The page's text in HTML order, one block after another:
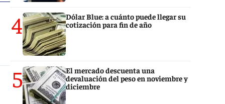
4
Dólar Blue: a cuánto puede llegar su
cotización para fin de año
5
El mercado descuenta una
devaluación del peso en noviembre y
diciembre